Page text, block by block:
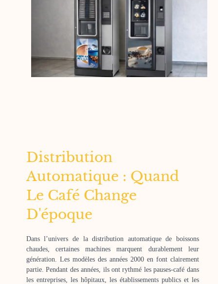
Distribution
Automatique : Quand
Le Café Change
D'époque
Dans l’univers de la distribution automatique de boissons
chaudes, certaines machines marquent durablement leur
génération. Les modèles des années 2000 en font clairement
partie. Pendant des années, ils ont rythmé les pauses-café dans
les entreprises, les hôpitaux, les établissements publics et les